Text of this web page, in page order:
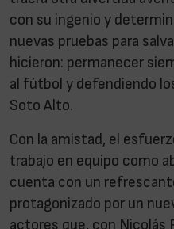
con su ingenio y
nuevas pruebas para
hicieron: permanecer
al fútbol y defendiendo
Soto Alto.
Con la amistad, el
trabajo en equipo como
cuenta con un
protagonizado por un
actores que, con Nicolás